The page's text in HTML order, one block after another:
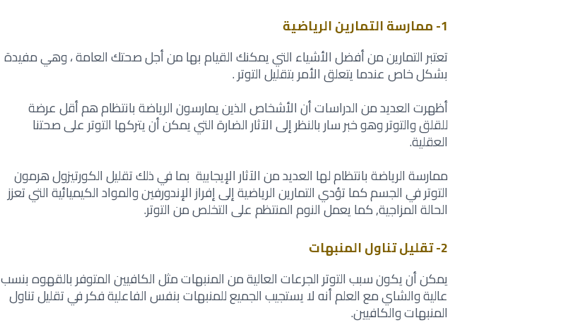
1- ممارسة التمارين الرياضية
تعتبر التمارين من أفضل الأشياء التي يمكنك القيام بها من أجل صحتك العامة ، وهي مفيدة
‏بشكل خاص عندما يتعلق الأمر بتقليل التوتر‎. ‎
أظهرت العديد من الدراسات أن الأشخاص الذين يمارسون الرياضة بانتظام هم أقل عرضة
للقلق ‏والتوتر وهو خبر سار بالنظر إلى الآثار الضارة التي يمكن أن يتركها التوتر على صحتنا
‏العقلية‎.‎
ممارسة الرياضة بانتظام لها العديد من الآثار الإيجابية بما في ذلك تقليل الكورتيزول هرمون
‏التوتر في الجسم كما تؤدي التمارين الرياضية إلى إفراز الإندورفين والمواد الكيميائية التي ‏تعزز
الحالة المزاجية, كما يعمل النوم المنتظم على التخلص من التوتر‎.‎
2- تقليل تناول المنبهات
يمكن أن يكون سبب التوتر الجرعات العالية من المنبهات مثل الكافيين المتوفر بالقهوه بنسب
‏عالية والشاي مع العلم أنه لا يستجيب الجميع للمنبهات بنفس الفاعلية فكر في تقليل تناول
‏المنبهات والكافيين‎.‎